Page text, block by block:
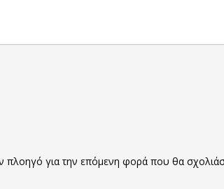
πλοηγό για την επόμενη φορά που θα